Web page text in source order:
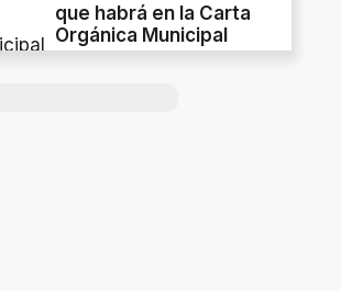
que habrá en la Carta
Orgánica Municipal